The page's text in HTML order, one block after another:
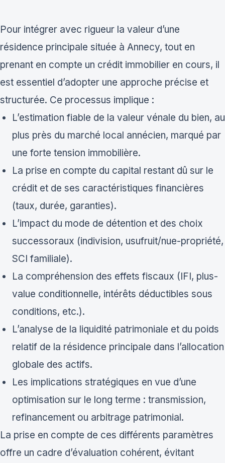
Pour intégrer avec rigueur la valeur d’une
résidence principale située à Annecy, tout en
prenant en compte un crédit immobilier en cours, il
est essentiel d’adopter une approche précise et
structurée. Ce processus implique :
L’estimation fiable de la valeur vénale du bien, au
plus près du marché local annécien, marqué par
une forte tension immobilière.
La prise en compte du capital restant dû sur le
crédit et de ses caractéristiques financières
(taux, durée, garanties).
L’impact du mode de détention et des choix
successoraux (indivision, usufruit/nue-propriété,
SCI familiale).
La compréhension des effets fiscaux (IFI, plus-
value conditionnelle, intérêts déductibles sous
conditions, etc.).
L’analyse de la liquidité patrimoniale et du poids
relatif de la résidence principale dans l’allocation
globale des actifs.
Les implications stratégiques en vue d’une
optimisation sur le long terme : transmission,
refinancement ou arbitrage patrimonial.
La prise en compte de ces différents paramètres
offre un cadre d’évaluation cohérent, évitant